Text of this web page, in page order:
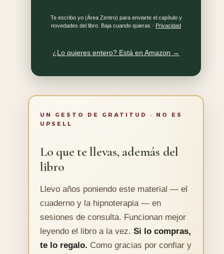
Te escribo yo (Área Zentro) para enviarte el capítulo y
novedades del libro. Baja cuando quieras · Privacidad
¿Lo quieres entero? Está en Amazon →
UN GESTO DE GRATITUD · NO ES
UPSELL
Lo que te llevas, además del
libro
Llevo años poniendo este material — el
cuaderno y la hipnoterapia — en
sesiones de consulta. Funcionan mejor
leyendo el libro a la vez. Si lo compras,
te lo regalo. Como gracias por confiar y